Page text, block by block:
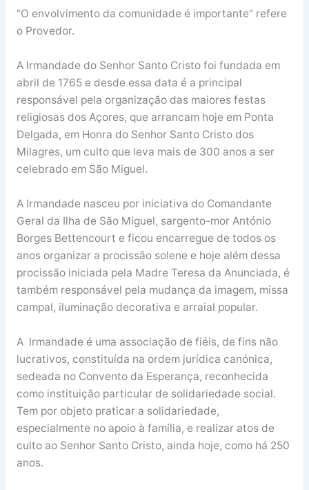
“O envolvimento da comunidade é importante” refere
o Provedor.
A Irmandade do Senhor Santo Cristo foi fundada em
abril de 1765 e desde essa data é a principal
responsável pela organização das maiores festas
religiosas dos Açores, que arrancam hoje em Ponta
Delgada, em Honra do Senhor Santo Cristo dos
Milagres, um culto que leva mais de 300 anos a ser
celebrado em São Miguel.
A Irmandade nasceu por iniciativa do Comandante
Geral da Ilha de São Miguel, sargento-mor António
Borges Bettencourt e ficou encarregue de todos os
anos organizar a procissão solene e hoje além dessa
procissão iniciada pela Madre Teresa da Anunciada, é
também responsável pela mudança da imagem, missa
campal, iluminação decorativa e arraial popular.
A Irmandade é uma associação de fiéis, de fins não
lucrativos, constituída na ordem jurídica canónica,
sedeada no Convento da Esperança, reconhecida
como instituição particular de solidariedade social.
Tem por objeto praticar a solidariedade,
especialmente no apoio à família, e realizar atos de
culto ao Senhor Santo Cristo, ainda hoje, como há 250
anos.